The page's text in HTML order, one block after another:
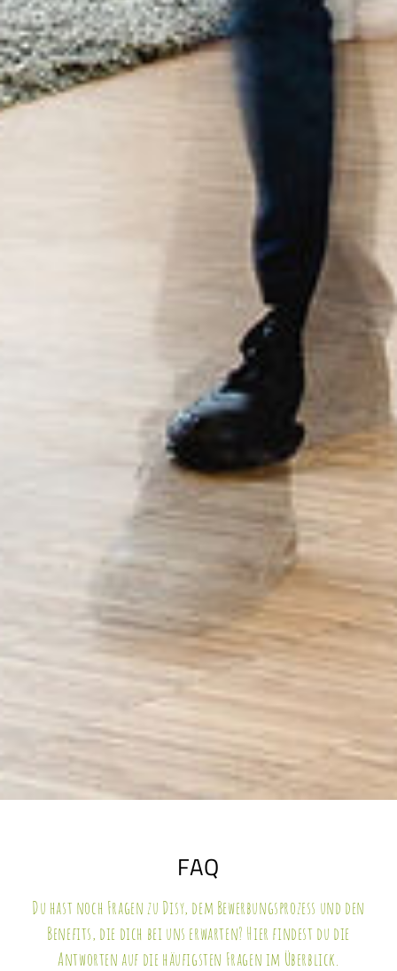
FAQ
Du hast noch Fragen zu Disy, dem Bewerbungsprozess und den
Benefits, die dich bei uns erwarten? Hier findest du die
Antworten auf die häufigsten Fragen im Überblick.